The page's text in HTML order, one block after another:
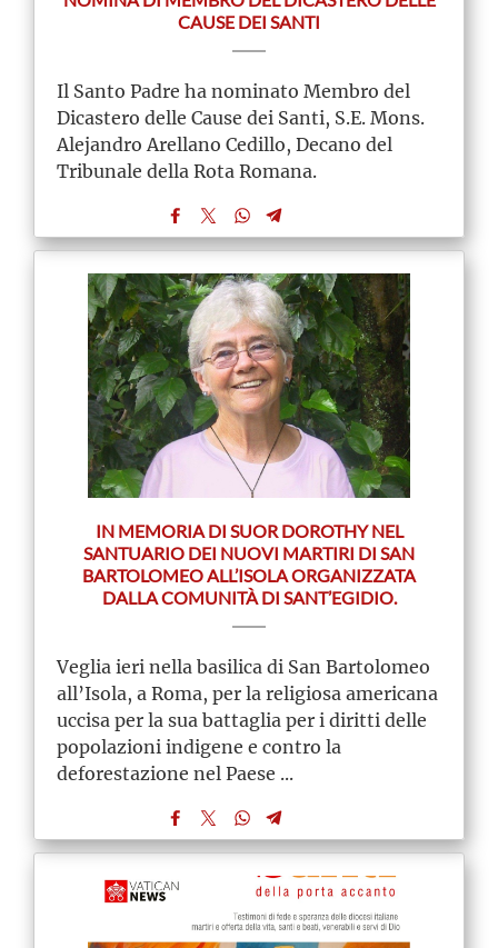
CAUSE DEI SANTI
Il Santo Padre ha nominato Membro del
Dicastero delle Cause dei Santi, S.E. Mons.
Alejandro Arellano Cedillo, Decano del
Tribunale della Rota Romana.
IN MEMORIA DI SUOR DOROTHY NEL
SANTUARIO DEI NUOVI MARTIRI DI SAN
BARTOLOMEO ALL’ISOLA ORGANIZZATA
DALLA COMUNITÀ DI SANT’EGIDIO.
Veglia ieri nella basilica di San Bartolomeo
all’Isola, a Roma, per la religiosa americana
uccisa per la sua battaglia per i diritti delle
popolazioni indigene e contro la
deforestazione nel Paese ...